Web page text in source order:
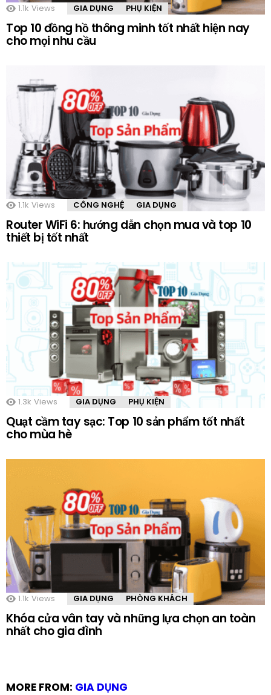
1.1k Views GIA DỤNG PHỤ KIỆN
Top 10 đồng hồ thông minh tốt nhất hiện nay
cho mọi nhu cầu
1.1k Views CÔNG NGHỆ GIA DỤNG
Router WiFi 6: hướng dẫn chọn mua và top 10
thiết bị tốt nhất
1.3k Views GIA DỤNG PHỤ KIỆN
Quạt cầm tay sạc: Top 10 sản phẩm tốt nhất
cho mùa hè
1.1k Views GIA DỤNG PHÒNG KHÁCH
Khóa cửa vân tay và những lựa chọn an toàn
nhất cho gia đình
MORE FROM: GIA DỤNG